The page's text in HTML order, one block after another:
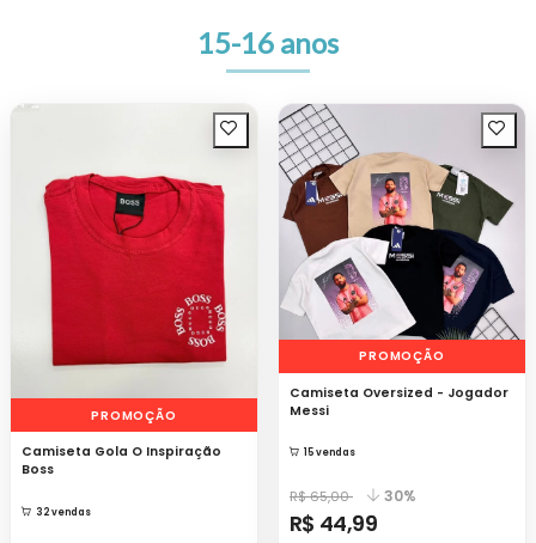
15-16 anos
PROMOÇÃO
Camiseta Gola O Inspiração
Boss
32 vendas
PROMOÇÃO
Camiseta Oversized - Jogador
Messi
15 vendas
R$ 65,00 30%
R$ 44,99